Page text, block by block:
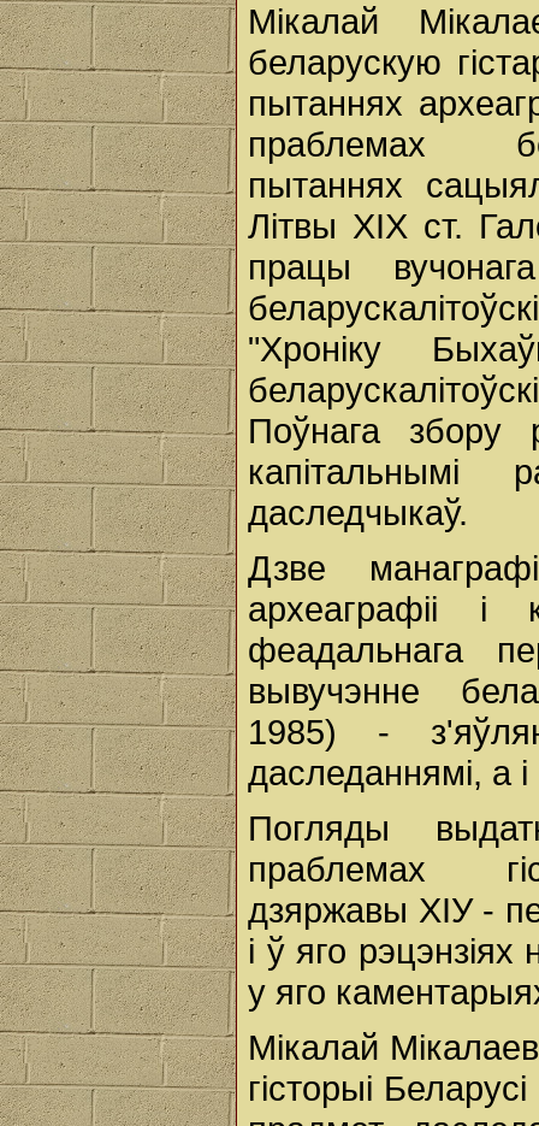
Мікалай
беларускую
пытаннях
праблемах
пытаннях
Літвы ХІХ ст.
працы
"Хроніку
Поўнага збору
даследчыкаў.
Дзве
археаграфіі і
феадальнага
вывучэнне
1985) -
даследаннямі, а
Погляды
праблемах
дзяржавы ХІУ -
і ў яго рэцэнзіях
у яго
Мікалай
гісторыі